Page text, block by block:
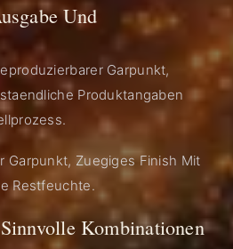
Und
Garpunkt,
Produktangaben
Garpunkt, Zuegiges Finish Mit
Restfeuchte.
Kombinationen